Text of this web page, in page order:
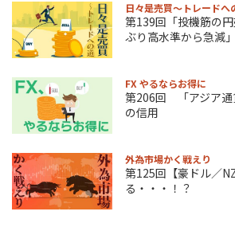
日々是売買～トレードへ
第139回「投機筋の
ぶり高水準から急減」
FX やるならお得に
第206回 「アジア通
の信用
外為市場かく戦えり
第125回【豪ドル／
る・・・！？